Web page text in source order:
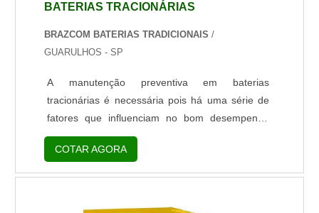
BATERIAS TRACIONÁRIAS
BRAZCOM BATERIAS TRADICIONAIS /
GUARULHOS - SP
A manutenção preventiva em baterias
tracionárias é necessária pois há uma série de
fatores que influenciam no bom desempenho
deste equipamento e por isso, é preciso tomar
certos cuidados para garantir o prolongamento
da vida útil e a eficácia mesmo após anos de
seguintes problemas que podem surgir:
COTAR AGORA